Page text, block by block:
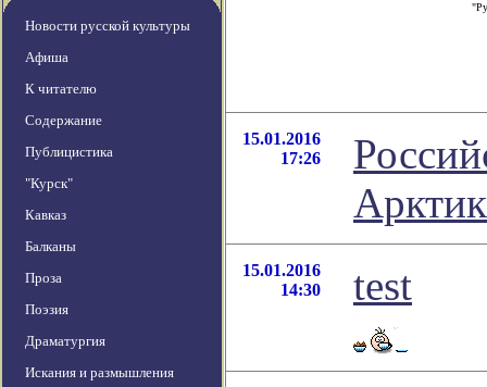
Новости русской культуры
Афиша
К читателю
Содержание
Публицистика
"Курск"
Кавказ
Балканы
Проза
Поэзия
Драматургия
Искания и размышления
15.01.2016
17:26
15.01.2016
14:30
test